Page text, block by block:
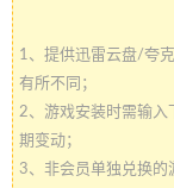
1、提供迅雷云盘/夸
有所不同；
2、游戏安装时需输入
期变动；
3、非会员单独兑换的